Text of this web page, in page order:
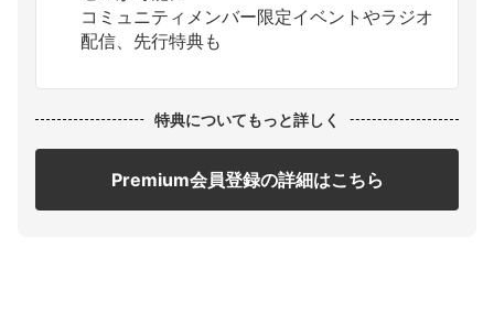
コミュニティメンバー限定イベントやラジオ
配信、先行特典も
特典についてもっと詳しく
Premium会員登録の詳細はこちら